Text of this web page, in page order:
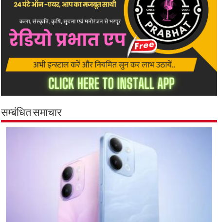
सम्बंधित समाचार